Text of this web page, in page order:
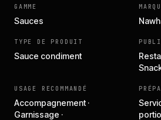
GAMME
Sauces
TYPE DE PRODUIT
Sauce condiment
USAGE RECOMMANDÉ
Accompagnement ·
Garnissage ·